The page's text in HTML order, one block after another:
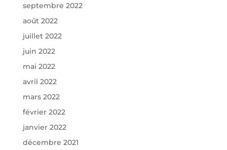
septembre 2022
août 2022
juillet 2022
juin 2022
mai 2022
avril 2022
mars 2022
février 2022
janvier 2022
décembre 2021